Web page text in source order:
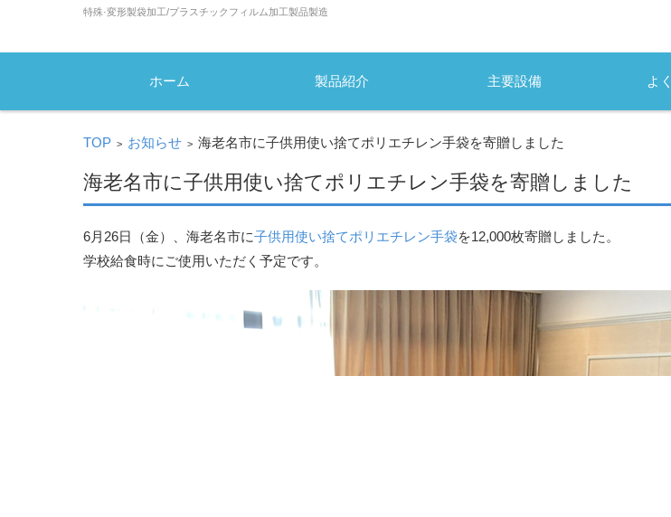
特殊·変形製袋加工/プラスチックフィルム加工製品製造
コンテンツに移動
ホーム
製品紹介 主要設備 よ
TOP > お知らせ > 海老名市に子供用使い捨てポリエチレン手袋を寄贈しました
海老名市に子供用使い捨てポリエチレン手袋を寄贈しました
6月26日（金）、海老名市に子供用使い捨てポリエチレン手袋を12,000枚寄贈しました。
学校給食時にご使用いただく予定です。